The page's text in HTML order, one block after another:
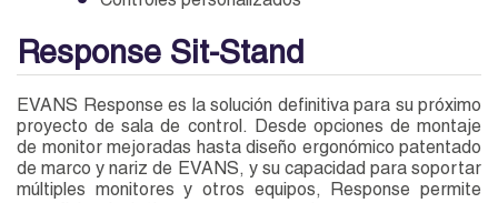
Response Sit-Stand
EVANS Response es la solución definitiva para su próximo
proyecto de sala de control. Desde opciones de montaje
de monitor mejoradas hasta diseño ergonómico patentado
de marco y nariz de EVANS, y su capacidad para soportar
múltiples monitores y otros equipos, Response permite